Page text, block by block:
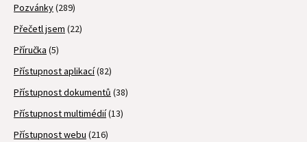
Pozvánky(289)
Přečetl jsem (22)
Příručka (5)
Přístupnost aplikací(82)
Přístupnost dokumentů (38)
Přístupnost multimédií(13)
Přístupnost webu (216)